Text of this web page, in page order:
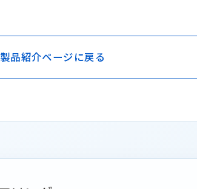
製品紹介ページに戻る